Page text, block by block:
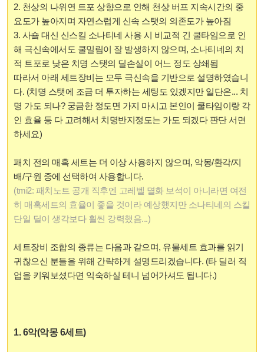
2. 천상의 나위연 트포 상향으로 인해 천상 버프 지속시간의 중
요도가 높아지며 자연스럽게 신속 스탯의 의존도가 높아짐
3. 사숔 대신 신스킬 소나티네 사용 시 비교적 긴 쿨타임으로 인
해 극신속에서도 쿨밀림이 잘 발생하지 않으며, 소나티네의 치
적 트포로 낮은 치명 스탯의 딜손실이 어느 정도 상쇄됨
따라서 아래 세트장비는 모두 극신속을 기반으로 설명하였습니
다. (치명 스탯에 조금 더 투자하는 세팅도 있겠지만 일단은... 치
명 가도 되나? 궁금한 정도면 가지 마시고 본인이 쿨타임이랑 각
인 효율 등 다 고려해서 치명반지정도는 가도 되겠다 판단 서면
하세요)
패치 전의 매혹 세트는 더 이상 사용하지 않으며, 악몽/환각/지
배/구원 중에 선택하여 사용합니다.
(tmi2: 패치노트 공개 직후엔 고레벨 멸화 보석이 아니라면 여전
히 매혹세트의 효율이 좋을 것이라 예상했지만 소나티네의 스킬
단일 딜이 생각보다 훨씬 강력했음...)
세트장비 조합의 종류는 다음과 같으며, 유물세트 효과를 읽기
귀찮으신 분들을 위해 간략하게 설명드리겠습니다. (타 딜러 직
업을 키워보셨다면 익숙하실 테니 넘어가셔도 됩니다.)
1. 6악(악몽 6세트)